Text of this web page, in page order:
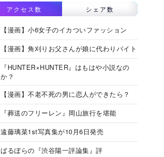
アクセス数 シェア数
【漫画】小6女子のイカついファッション
【漫画】角刈りお父さんが娘に代わりバイト
『HUNTER×HUNTER』はもはや小説なの
か？
【漫画】不老不死の男に恋人ができたら？
『葬送のフリーレン』岡山旅行を堪能
遠藤璃菜1st写真集が10月6日発売
ばるぼらの『渋谷陽一評論集』評